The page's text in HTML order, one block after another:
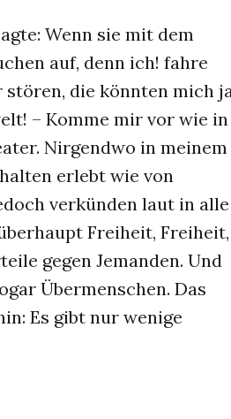
Wenn sie mit dem
auf, denn ich! fahre
die könnten mich ja
– Komme mir vor wie in
Nirgendwo in meinem
erlebt wie von
verkünden laut in alle
Freiheit, Freiheit,
gegen Jemanden. Und
Übermenschen. Das
Es gibt nur wenige